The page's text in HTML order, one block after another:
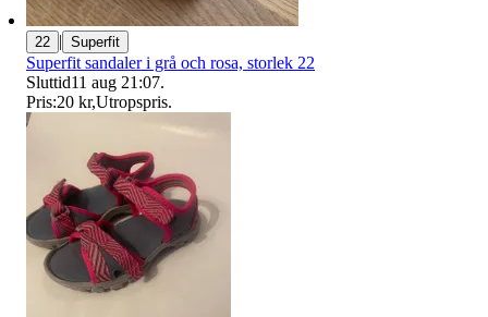
22 | Superfit
Superfit sandaler i grå och rosa, storlek 22
Sluttid11 aug 21:07.
Pris:20 kr,Utropspris.